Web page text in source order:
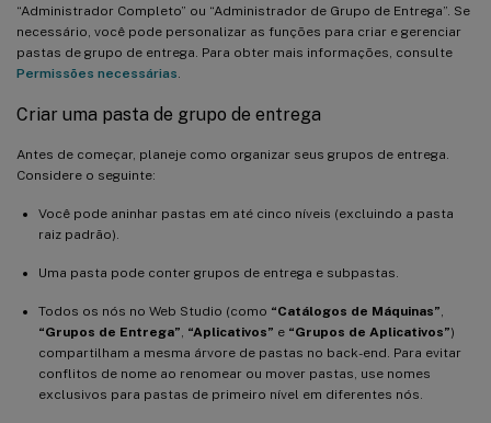
“Administrador Completo” ou “Administrador de Grupo de Entrega”. Se
necessário, você pode personalizar as funções para criar e gerenciar
pastas de grupo de entrega. Para obter mais informações, consulte
Permissões necessárias
Criar uma pasta de grupo de entrega
Antes de começar, planeje como organizar seus grupos de entrega.
Considere o seguinte:
Você pode aninhar pastas em até cinco níveis (excluindo a pasta
raiz padrão).
Uma pasta pode conter grupos de entrega e subpastas.
Todos os nós no Web Studio (como “Catálogos de Máquinas”
“Grupos de Entrega” “Aplicativos” e “Grupos de Aplicativos”)
compartilham a mesma árvore de pastas no back-end. Para evitar
conflitos de nome ao renomear ou mover pastas, use nomes
exclusivos para pastas de primeiro nível em diferentes nós.